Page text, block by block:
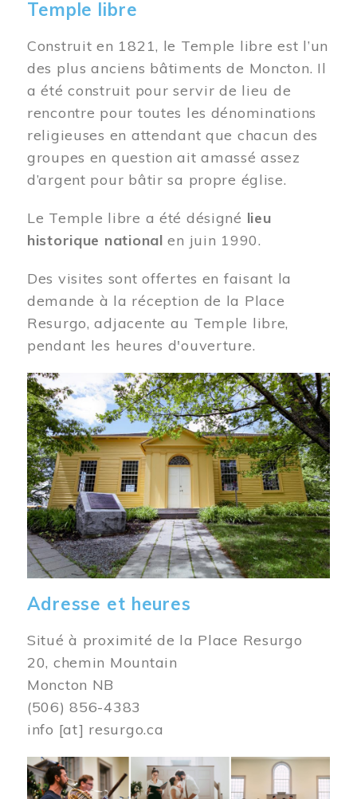
Temple libre
Construit en 1821, le Temple libre est l’un
des plus anciens bâtiments de Moncton. Il
a été construit pour servir de lieu de
rencontre pour toutes les dénominations
religieuses en attendant que chacun des
groupes en question ait amassé assez
d’argent pour bâtir sa propre église.
Le Temple libre a été désigné lieu
historique national en juin 1990.
Des visites sont offertes en faisant la
demande à la réception de la Place
Resurgo, adjacente au Temple libre,
pendant les heures d'ouverture.
Image
Adresse et heures
Situé à proximité de la Place Resurgo
20, chemin Mountain
Moncton NB
(506) 856-4383
info [at] resurgo.ca
Image